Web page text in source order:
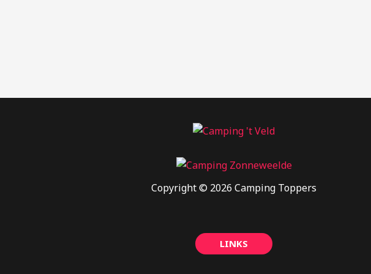
Copyright © 2026 Camping Toppers
LINKS